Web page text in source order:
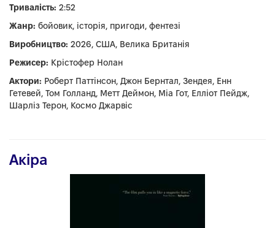
Тривалість: 2:52
Жанр: бойовик, історія, пригоди, фентезі
Виробництво: 2026, США, Велика Британія
Режисер: Крістофер Нолан
Актори: Роберт Паттінсон, Джон Бернтал, Зендея, Енн
Гетевей, Том Голланд, Метт Деймон, Міа Гот, Елліот Пейдж,
Шарліз Терон, Космо Джарвіс
Акіра